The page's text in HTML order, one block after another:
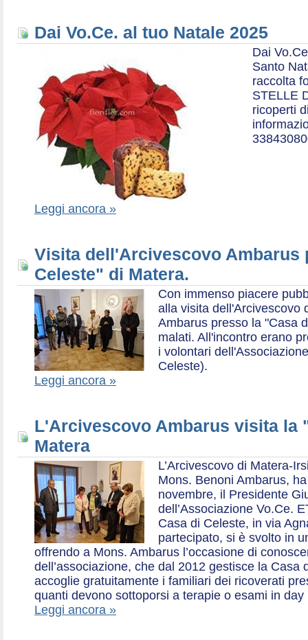
Dai Vo.Ce. al tuo Natale 2025
Dai
Santo
raccolta
STELLE
ricoperti
Leggi ancora »
Visita dell'Arcivescovo Ambarus
Celeste" di Matera.
Con immenso piacere
alla visita dell'Arcivescovo
Ambarus presso la "Casa
malati. All'incontro erano
i volontari
Celeste).
Leggi ancora »
L'Arcivescovo Ambarus visita la
Matera
L’Arcivescovo di Matera-
Mons. Benoni Ambarus,
novembre, il Presidente
dell’Associazione Vo.Ce.
Casa di Celeste, in via
partecipato, si è svolto in
offrendo a Mons. Ambarus l’occasione di
dell’associazione, che dal 2012 gestisce la Casa
accoglie gratuitamente i familiari dei ricoverati
quanti devono sottoporsi a terapie o esami in day
Leggi ancora »